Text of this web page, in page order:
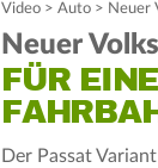
Video > Auto > Neuer
Neuer
FÜR
Der Passat